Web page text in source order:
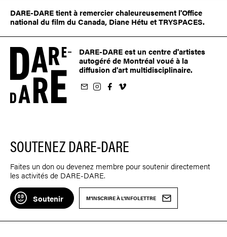
DARE-DARE tient à remercier chaleureusement l'Office
national du film du Canada, Diane Hétu et TRYSPACES.
DARE-DARE est un centre d'artistes
autogéré de Montréal voué à la
diffusion d'art multidisciplinaire.
sur Instagram
sur Facebook
nous sur Vimeo
SOUTENEZ DARE-DARE
Faites un don ou devenez membre pour soutenir directement
les activités de DARE-DARE.
Soutenir M'INSCRIRE À L'INFOLETTRE